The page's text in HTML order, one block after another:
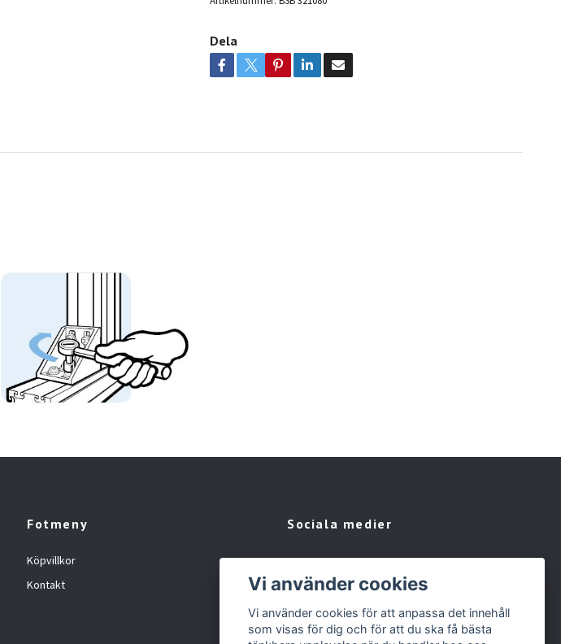
Dela
Fotmeny
Köpvillkor
Kontakt
Sociala medier
Vi använder cookies
Vi använder cookies för att anpassa det innehåll
som visas för dig och för att du ska få bästa